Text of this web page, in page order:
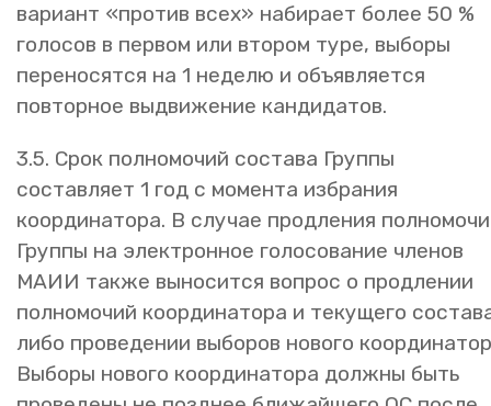
вариант «против всех» набирает более 50 %
голосов в первом или втором туре, выборы
переносятся на 1 неделю и объявляется
повторное выдвижение кандидатов.
3.5. Срок полномочий состава Группы
составляет 1 год с момента избрания
координатора. В случае продления
Группы на электронное голосование членов
МАИИ также выносится вопрос о продлении
полномочий координатора и текущего
либо проведении выборов нового
Выборы нового координатора должны быть